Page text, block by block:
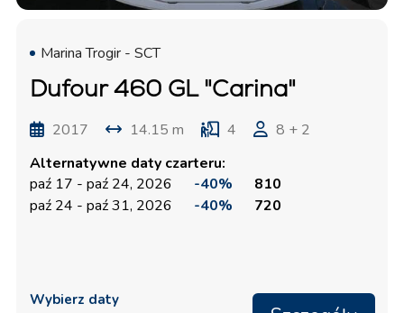
Marina Trogir - SCT
Dufour 460 GL "Carina"
2017 14.15 m 4
8 + 2
Alternatywne daty czarteru:
paź 17 - paź 24, 2026
-40%
810
paź 24 - paź 31, 2026
-40% 720
Wybierz daty